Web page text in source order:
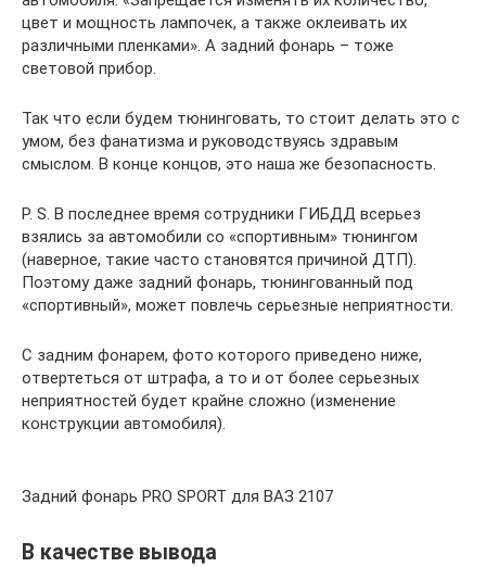
цвет и мощность лампочек, а также оклеивать их
различными пленками». А задний фонарь – тоже
световой прибор.
Так что если будем тюнинговать, то стоит делать это с
умом, без фанатизма и руководствуясь здравым
смыслом. В конце концов, это наша же безопасность.
P. S. В последнее время сотрудники ГИБДД всерьез
взялись за автомобили со «спортивным» тюнингом
(наверное, такие часто становятся причиной ДТП).
Поэтому даже задний фонарь, тюнингованный под
«спортивный», может повлечь серьезные неприятности.
С задним фонарем, фото которого приведено ниже,
отвертеться от штрафа, а то и от более серьезных
неприятностей будет крайне сложно (изменение
конструкции автомобиля).
Задний фонарь PRO SPORT для ВАЗ 2107
В качестве вывода